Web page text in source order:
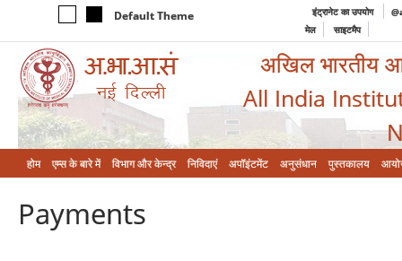
Default Theme इंट्रानेट का उपयोग
मेल
साइटमैप
अखिल भारतीय
All India
होम एम्‍स के बारे में विभाग और केन्‍द्र निविदाएं अपॉइंटमेंट अनुसंधान पुस्तकालय
Payments